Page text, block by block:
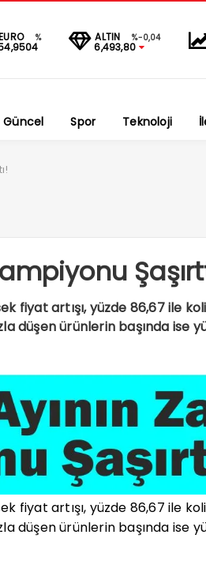
% ALTIN %-0,04
6,493,80
Güncel Spor Teknoloji
fiyat artışı, yüzde 86,67 ile koli
düşen ürünlerin başında ise
fiyat artışı, yüzde 86,67 ile koli
düşen ürünlerin başında ise